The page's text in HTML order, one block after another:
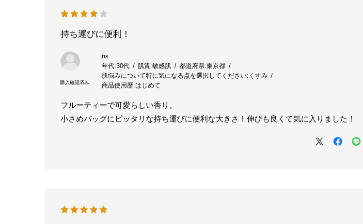
持ち運びに便利！
ns
年代:30代 肌質:敏感肌 都道府県:東京都
肌悩みについて特に気になる点を選択してください: くすみ
商品使用歴:はじめて
フルーティーで可愛らしい香り。
小さめバッグにピッタリな持ち運びに便利な大きさ！伸びも良くて気に入りました！